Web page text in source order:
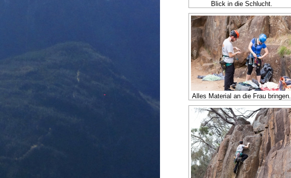
Blick in die Schlucht.
Alles Material an die Frau bringen.